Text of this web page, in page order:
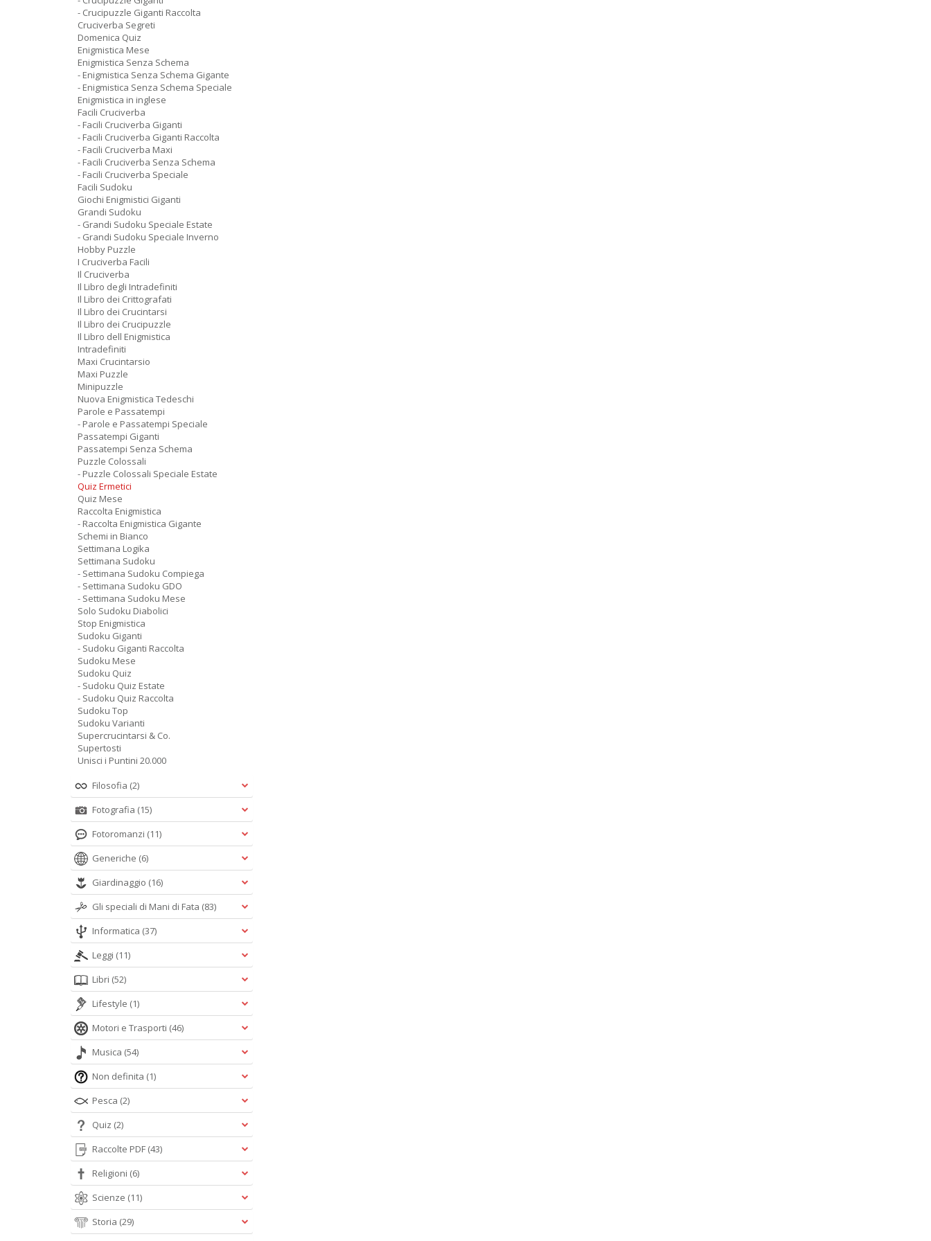
- Crucipuzzle Giganti Raccolta
Cruciverba Segreti
Domenica Quiz
Enigmistica Mese
Enigmistica Senza Schema
- Enigmistica Senza Schema Gigante
- Enigmistica Senza Schema Speciale
Enigmistica in inglese
Facili Cruciverba
- Facili Cruciverba Giganti
- Facili Cruciverba Giganti Raccolta
- Facili Cruciverba Maxi
- Facili Cruciverba Senza Schema
- Facili Cruciverba Speciale
Facili Sudoku
Giochi Enigmistici Giganti
Grandi Sudoku
- Grandi Sudoku Speciale Estate
- Grandi Sudoku Speciale Inverno
Hobby Puzzle
I Cruciverba Facili
Il Cruciverba
Il Libro degli Intradefiniti
Il Libro dei Crittografati
Il Libro dei Crucintarsi
Il Libro dei Crucipuzzle
Il Libro dell Enigmistica
Intradefiniti
Maxi Crucintarsio
Maxi Puzzle
Minipuzzle
Nuova Enigmistica Tedeschi
Parole e Passatempi
- Parole e Passatempi Speciale
Passatempi Giganti
Passatempi Senza Schema
Puzzle Colossali
- Puzzle Colossali Speciale Estate
Quiz Ermetici
Quiz Mese
Raccolta Enigmistica
- Raccolta Enigmistica Gigante
Schemi in Bianco
Settimana Logika
Settimana Sudoku
- Settimana Sudoku Compiega
- Settimana Sudoku GDO
- Settimana Sudoku Mese
Solo Sudoku Diabolici
Stop Enigmistica
Sudoku Giganti
- Sudoku Giganti Raccolta
Sudoku Mese
Sudoku Quiz
- Sudoku Quiz Estate
- Sudoku Quiz Raccolta
Sudoku Top
Sudoku Varianti
Supercrucintarsi & Co.
Supertosti
Unisci i Puntini 20.000
Filosofia (2)
Fotografia (15)
Fotoromanzi (11)
Generiche (6)
Giardinaggio (16)
Gli speciali di Mani di Fata (83)
Informatica (37)
Leggi (11)
Libri (52)
Lifestyle (1)
Motori e Trasporti (46)
Musica (54)
Non definita (1)
Pesca (2)
Quiz (2)
Raccolte PDF (43)
Religioni (6)
Scienze (11)
Storia (29)